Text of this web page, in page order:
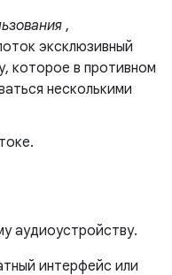
,
эксклюзивный
которое в противном
несколькими
аудиоустройству.
интерфейс или